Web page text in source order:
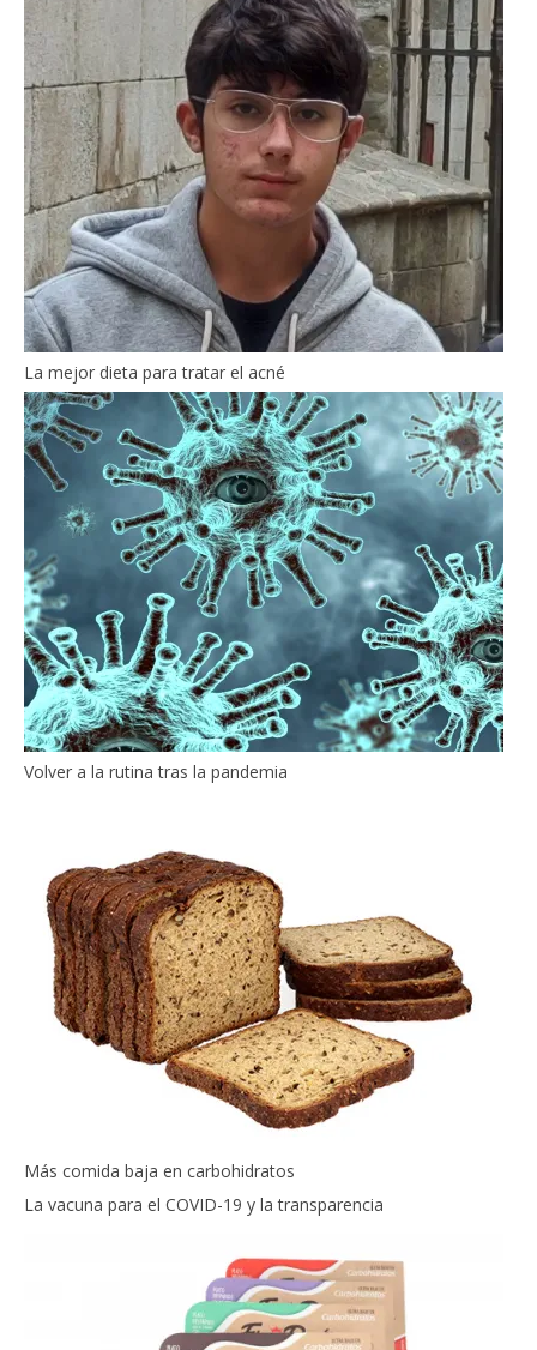
La mejor dieta para tratar el acné
Volver a la rutina tras la pandemia
Más comida baja en carbohidratos
La vacuna para el COVID-19 y la transparencia